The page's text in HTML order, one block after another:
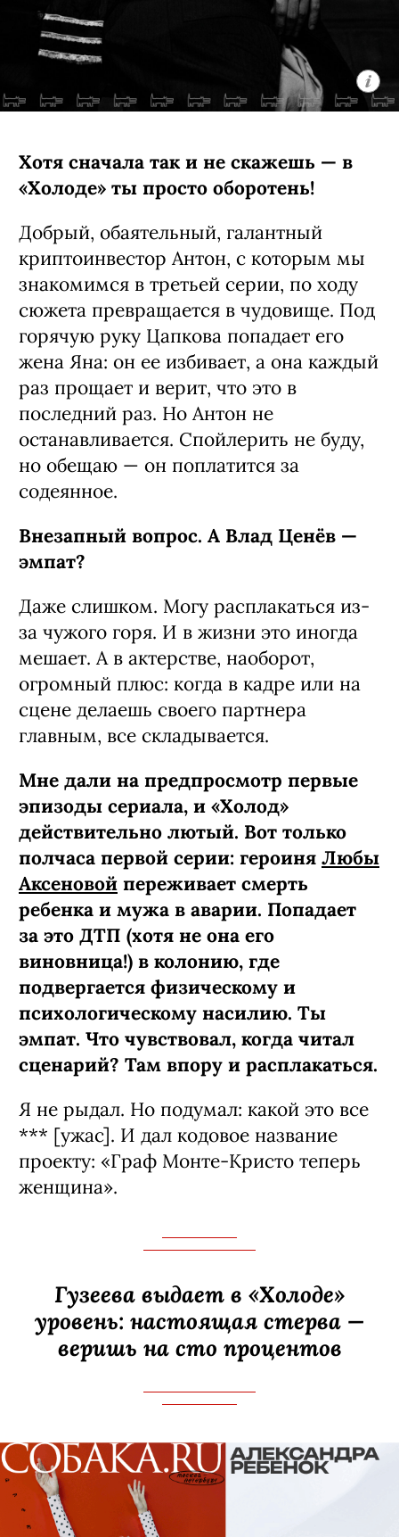
Хотя сначала так и не скажешь — в
«Холоде» ты просто оборотень!
Добрый, обаятельный, галантный
криптоинвестор Антон, с которым мы
знакомимся в третьей серии, по ходу
сюжета превращается в чудовище. Под
горячую руку Цапкова попадает его
жена Яна: он ее избивает, а она каждый
раз прощает и верит, что это в
последний раз. Но Антон не
останавливается. Спойлерить не буду,
но обещаю — он поплатится за
содеянное.
Внезапный вопрос. А Влад Ценёв —
эмпат?
Даже слишком. Могу расплакаться из-
за чужого горя. И в жизни это иногда
мешает. А в актерстве, наоборот,
огромный плюс: когда в кадре или на
сцене делаешь своего партнера
главным, все складывается.
Мне дали на предпросмотр первые
эпизоды сериала, и «Холод»
действительно лютый. Вот только
полчаса первой серии: героиня Любы
Аксеновой переживает смерть
ребенка и мужа в аварии. Попадает
за это ДТП (хотя не она его
виновница!) в колонию, где
подвергается физическому и
психологическому насилию. Ты
эмпат. Что чувствовал, когда читал
сценарий? Там впору и расплакаться.
Я не рыдал. Но подумал: какой это все
*** [ужас]. И дал кодовое название
проекту: «Граф Монте-­Кристо теперь
женщина».
Гузеева выдает в «Холоде»
уровень: настоящая стерва —
веришь на сто процентов